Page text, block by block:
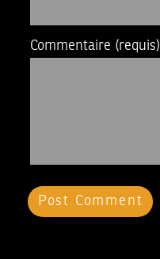
Commentaire (requis)